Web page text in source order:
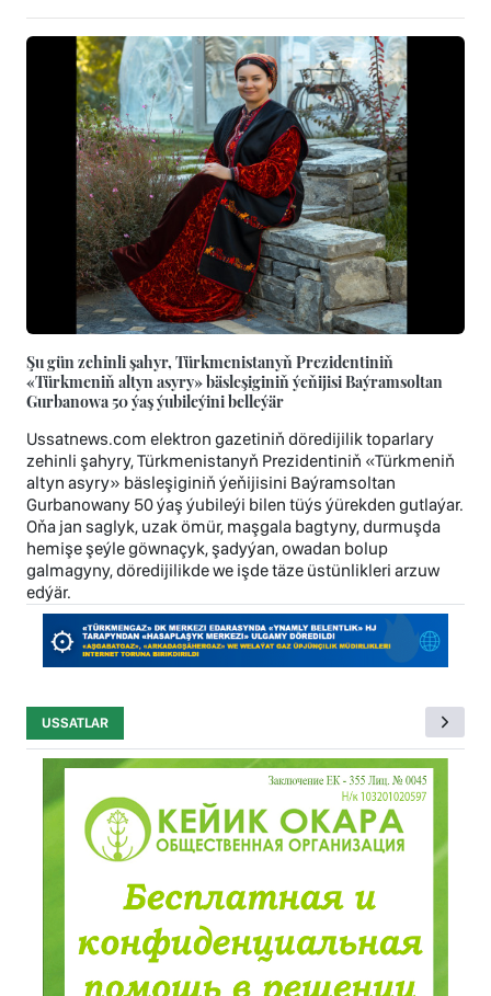
Şu gün zehinli şahyr, Türkmenistanyň Prezidentiniň
«Türkmeniň altyn asyry» bäsleşiginiň ýeňijisi Baýramsoltan
Gurbanowa 50 ýaş ýubileýini belleýär
Ussatnews.com elektron gazetiniň döredijilik toparlary
zehinli şahyry, Türkmenistanyň Prezidentiniň «Türkmeniň
altyn asyry» bäsleşiginiň ýeňijisini Baýramsoltan
Gurbanowany 50 ýaş ýubileýi bilen tüýs ýürekden gutlaýar.
Oňa jan saglyk, uzak ömür, maşgala bagtyny, durmuşda
hemişe şeýle göwnaçyk, şadyýan, owadan bolup
galmagyny, döredijilikde we işde täze üstünlikleri arzuw
edýär.
USSATLAR